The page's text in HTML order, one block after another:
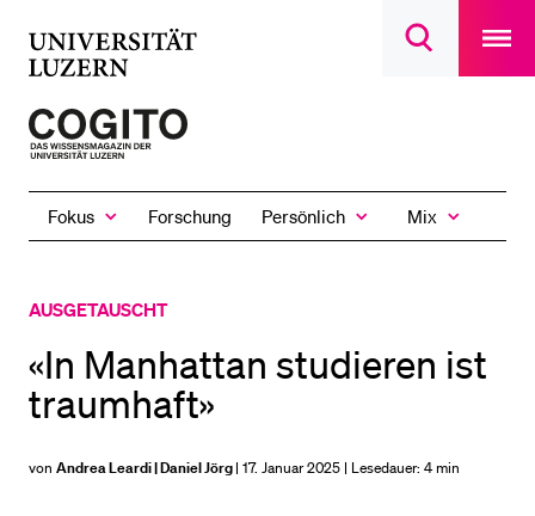
FokusZeige
das
Forschung Persönlich
Zeige
das
MixZeige
das
Suchdialog
main
Zur
des
Magazins
AUSGETAUSCHT
«In Manhattan studieren ist
traumhaft»
von Andrea Leardi | Daniel Jörg| 17. Januar 2025 | Lesedauer: 4 min
LETZTE SUCHEN
DIE UNI FÜR…
Schulklassen und Lehrpersonen
Studien­interessierte
Mitarbeitende
Alumni